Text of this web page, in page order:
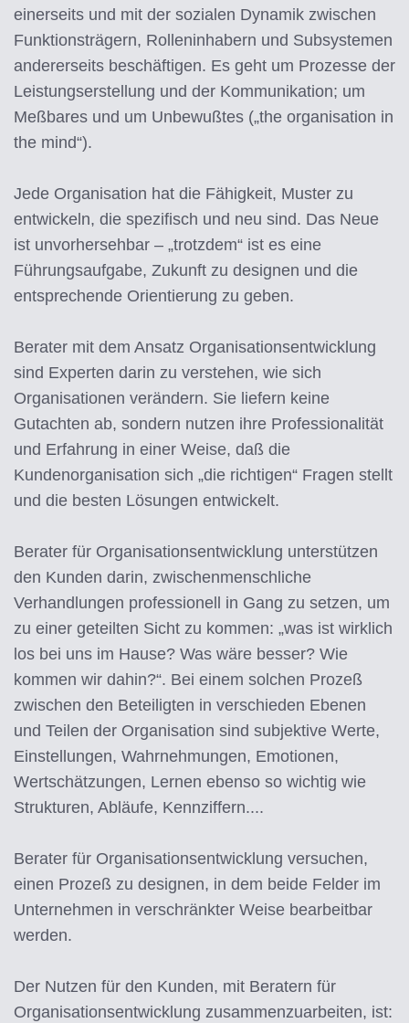
einerseits und mit der sozialen Dynamik zwischen
Funktionsträgern, Rolleninhabern und Subsystemen
andererseits beschäftigen. Es geht um Prozesse der
Leistungserstellung und der Kommunikation; um
Meßbares und um Unbewußtes („the organisation in
the mind“).
Jede Organisation hat die Fähigkeit, Muster zu
entwickeln, die spezifisch und neu sind. Das Neue
ist unvorhersehbar – „trotzdem“ ist es eine
Führungsaufgabe, Zukunft zu designen und die
entsprechende Orientierung zu geben.
Berater mit dem Ansatz Organisationsentwicklung
sind Experten darin zu verstehen, wie sich
Organisationen verändern. Sie liefern keine
Gutachten ab, sondern nutzen ihre Professionalität
und Erfahrung in einer Weise, daß die
Kundenorganisation sich „die richtigen“ Fragen stellt
und die besten Lösungen entwickelt.
Berater für Organisationsentwicklung unterstützen
den Kunden darin, zwischenmenschliche
Verhandlungen professionell in Gang zu setzen, um
zu einer geteilten Sicht zu kommen: „was ist wirklich
los bei uns im Hause? Was wäre besser? Wie
kommen wir dahin?“. Bei einem solchen Prozeß
zwischen den Beteiligten in verschieden Ebenen
und Teilen der Organisation sind subjektive Werte,
Einstellungen, Wahrnehmungen, Emotionen,
Wertschätzungen, Lernen ebenso so wichtig wie
Strukturen, Abläufe, Kennziffern....
Berater für Organisationsentwicklung versuchen,
einen Prozeß zu designen, in dem beide Felder im
Unternehmen in verschränkter Weise bearbeitbar
werden.
Der Nutzen für den Kunden, mit Beratern für
Organisationsentwicklung zusammenzuarbeiten, ist: